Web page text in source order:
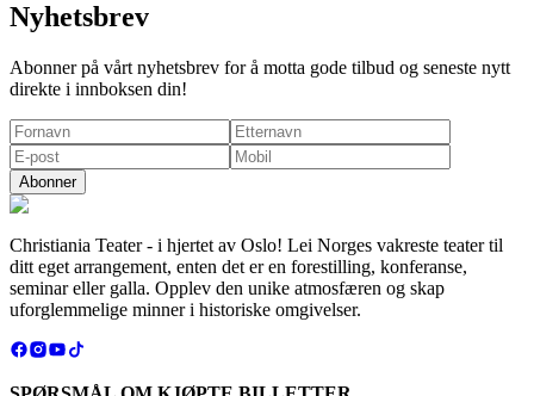
Nyhetsbrev
Abonner på vårt nyhetsbrev for å motta gode tilbud og seneste nytt
direkte i innboksen din!
Abonner
Christiania Teater - i hjertet av Oslo! Lei Norges vakreste teater til
ditt eget arrangement, enten det er en forestilling, konferanse,
seminar eller galla. Opplev den unike atmosfæren og skap
uforglemmelige minner i historiske omgivelser.